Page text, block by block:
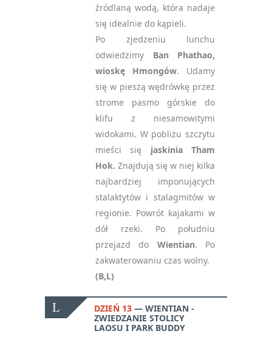
źródlaną wodą, która nadaje
się idealnie do kąpieli.
Po zjedzeniu lunchu
odwiedzimy Ban Phathao,
wioskę Hmongów. Udamy
się w pieszą wędrówkę przez
strome pasmo górskie do
klifu z niesamowitymi
widokami. W pobliżu szczytu
mieści się jaskinia Tham
Hok. Znajdują się w niej kilka
najbardziej imponujących
stalaktytów i stalagmitów w
regionie. Powrót kajakami w
dół rzeki. Po południu
przejazd do Wientian. Po
zakwaterowaniu czas wolny.
(B,L)
DZIEŃ 13
WIENTIAN -
ZWIEDZANIE STOLICY
LAOSU I PARK BUDDY